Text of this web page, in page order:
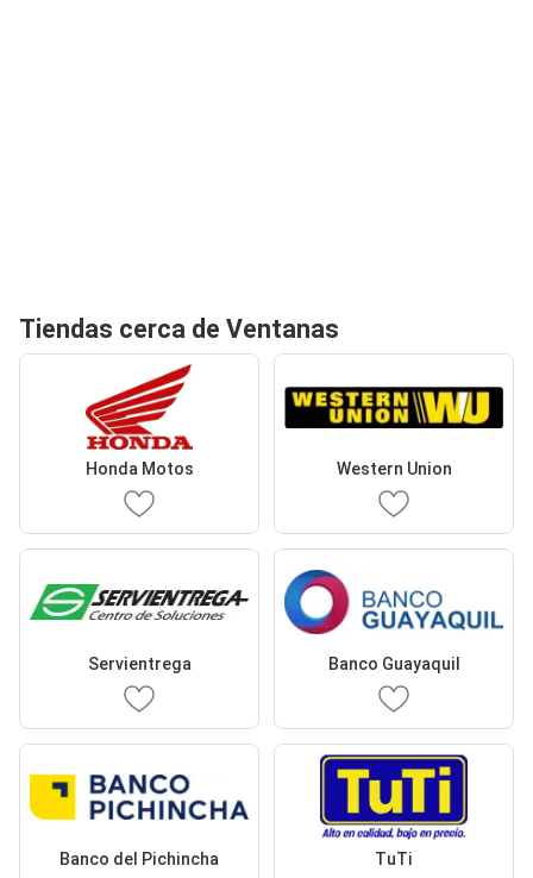
Tiendas cerca de Ventanas
Honda Motos Western Union
Servientrega Banco Guayaquil
Banco del Pichincha TuTi